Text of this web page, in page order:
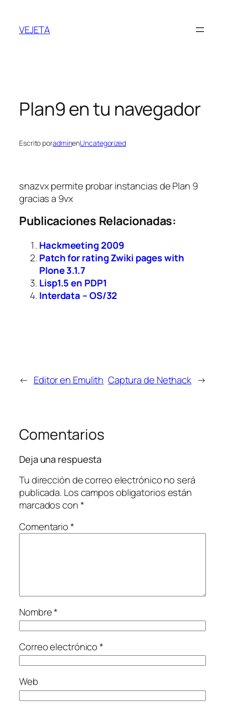
contenido
VEJETA
Plan9 en tu navegador
Escrito poradminenUncategorized
snazvx permite probar instancias de Plan 9
gracias a 9vx
Publicaciones Relacionadas:
Hackmeeting 2009
Patch for rating Zwiki pages with
Plone 3.1.7
Lisp1.5 en PDP1
Interdata – OS/32
← Editor en Emulith Captura de Nethack →
Comentarios
Deja una respuesta
Tu dirección de correo electrónico no será
publicada. Los campos obligatorios están
marcados con*
Comentario*
Nombre*
Correo electrónico*
Web